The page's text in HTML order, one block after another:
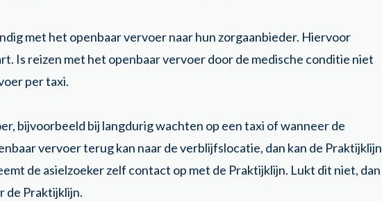
met het openbaar vervoer naar hun zorgaanbieder. Hiervoor
Is reizen met het openbaar vervoer door de medische conditie niet
per taxi.
bijvoorbeeld bij langdurig wachten op een taxi of wanneer de
vervoer terug kan naar de verblijfslocatie, dan kan de Praktijklijn
de asielzoeker zelf contact op met de Praktijklijn. Lukt dit niet, dan
de Praktijklijn.